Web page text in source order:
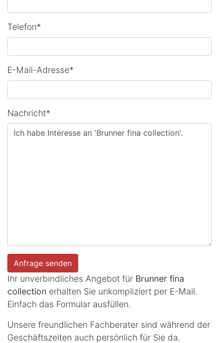
Telefon*
E-Mail-Adresse*
Nachricht*
Anfrage senden
Ihr unverbindliches Angebot für Brunner fina
collection erhalten Sie unkompliziert per E-Mail.
Einfach das Formular ausfüllen.
Unsere freundlichen Fachberater sind während der
Geschäftszeiten auch persönlich für Sie da.